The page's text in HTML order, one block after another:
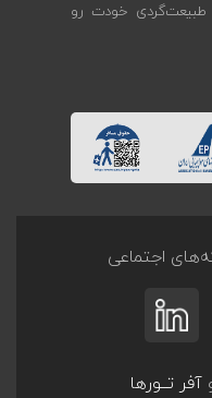
طبیعت‌گردی خودت رو
اجتماعی
آفر تــورها